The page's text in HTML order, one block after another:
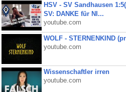
HSV - SV Sandhausen
SV: DANKE für NI...
youtube.com
WOLF - STERNENKIND
youtube.com
Wissenschaftler irren
youtube.com